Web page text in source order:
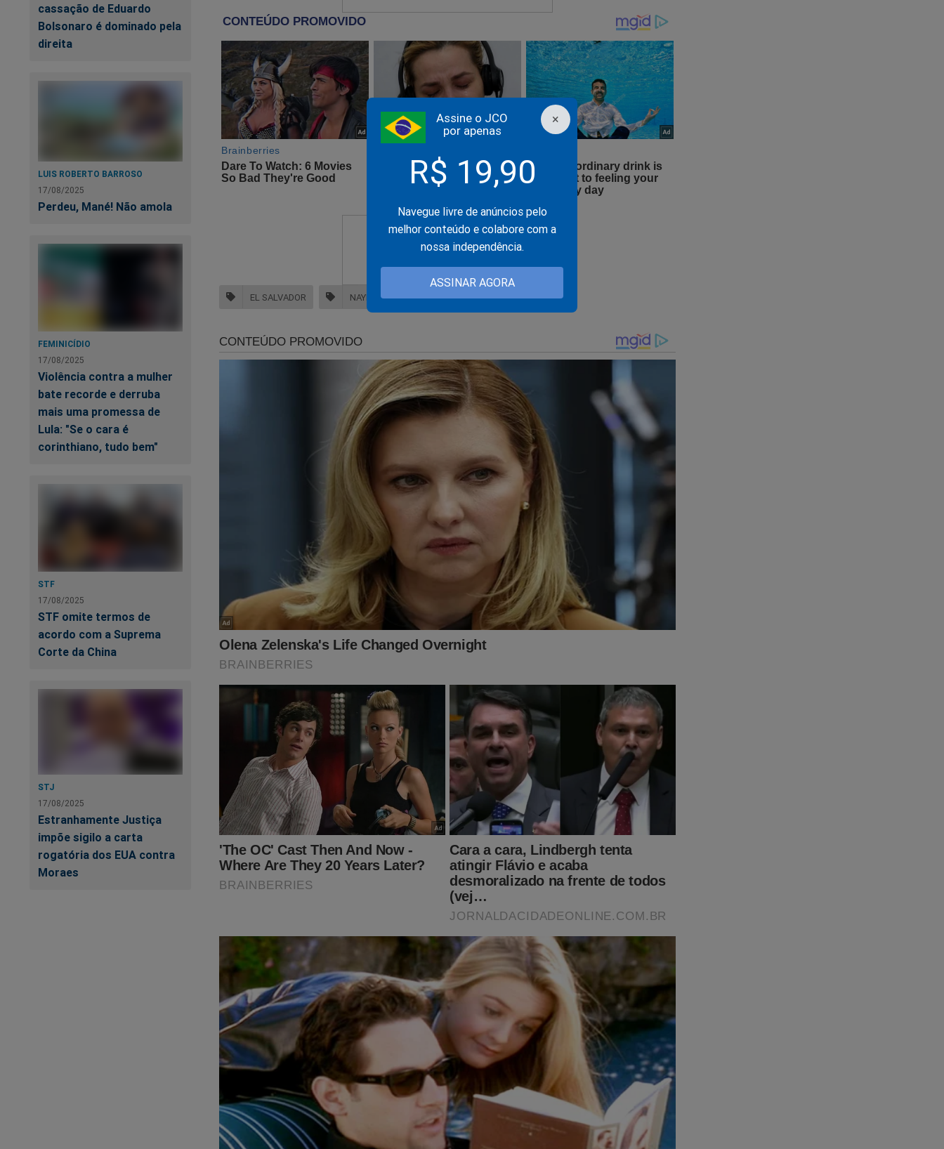
×
Assine o JCO
por apenas
R$ 19,90
Navegue livre de anúncios pelo
melhor conteúdo e colabore com a
nossa independência.
ASSINAR AGORA
cassação de Eduardo
Bolsonaro é dominado pela
direita
LUIS ROBERTO BARROSO
17/08/2025
Perdeu, Mané! Não amola
FEMINICÍDIO
17/08/2025
Violência contra a mulher
bate recorde e derruba
mais uma promessa de
Lula: "Se o cara é
corinthiano, tudo bem"
STF
17/08/2025
STF omite termos de
acordo com a Suprema
Corte da China
STJ
17/08/2025
Estranhamente Justiça
impõe sigilo a carta
rogatória dos EUA contra
Moraes
EL SALVADOR NAYIB BUKELE